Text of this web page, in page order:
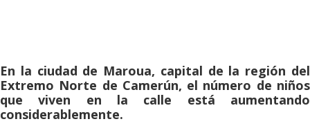
En la ciudad de Maroua, capital de la región del
Extremo Norte de Camerún, el número de niños
que viven en la calle está aumentando
considerablemente.